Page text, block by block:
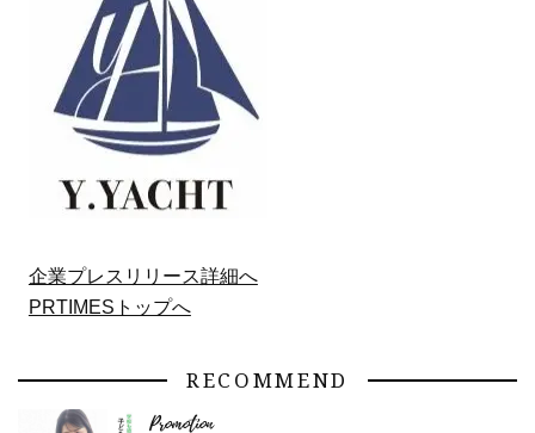
企業プレスリリース詳細へ
PRTIMESトップへ
RECOMMEND